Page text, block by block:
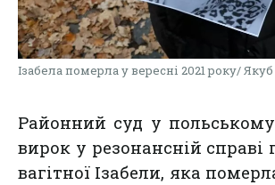
Ізабела померла у вересні 2021 року/
Районний суд у
вирок у резонансній справі
вагітної Ізабели, яка